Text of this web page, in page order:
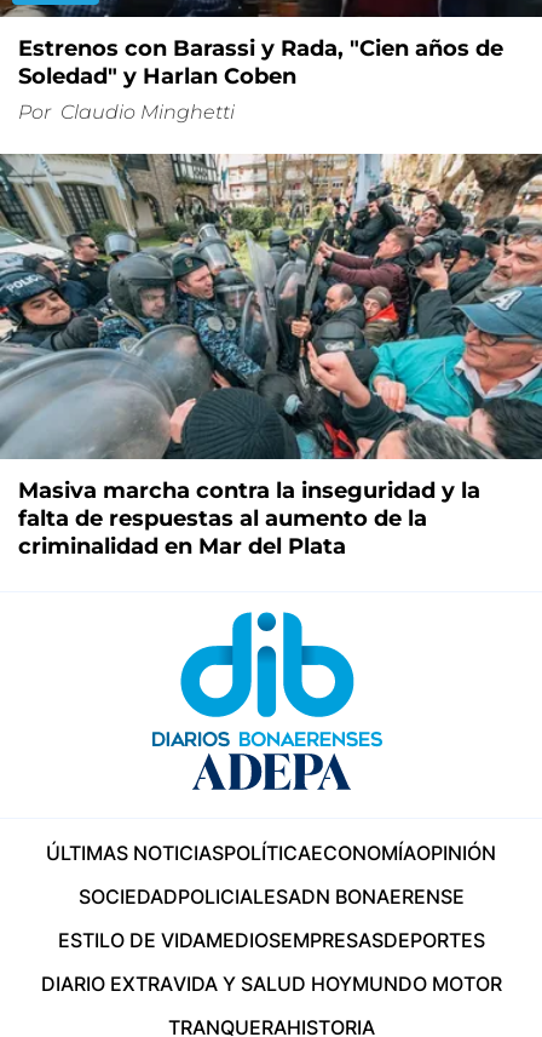
Estrenos con Barassi y Rada, "Cien años de
Soledad" y Harlan Coben
Por Claudio Minghetti
Masiva marcha contra la inseguridad y la
falta de respuestas al aumento de la
criminalidad en Mar del Plata
ÚLTIMAS NOTICIASPOLÍTICAECONOMÍAOPINIÓN
SOCIEDADPOLICIALESADN BONAERENSE
ESTILO DE VIDAMEDIOSEMPRESASDEPORTES
DIARIO EXTRAVIDA Y SALUD HOYMUNDO MOTOR
TRANQUERAHISTORIA